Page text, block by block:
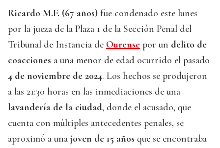
Ricardo M.F. (67 años) fue condenado este lunes
por la jueza de la Plaza 1 de la Sección Penal del
Tribunal de Instancia de Ourense por un delito de
coacciones a una menor de edad ocurrido el pasado
4 de noviembre de 2024. Los hechos se produjeron
a las 21:30 horas en las inmediaciones de una
lavandería de la ciudad, donde el acusado, que
cuenta con múltiples antecedentes penales, se
aproximó a una joven de 15 años que se encontraba